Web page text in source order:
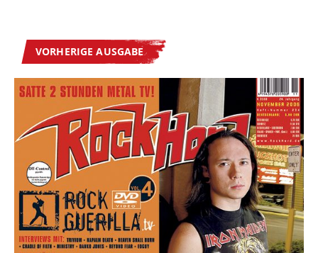
VORHERIGE AUSGABE